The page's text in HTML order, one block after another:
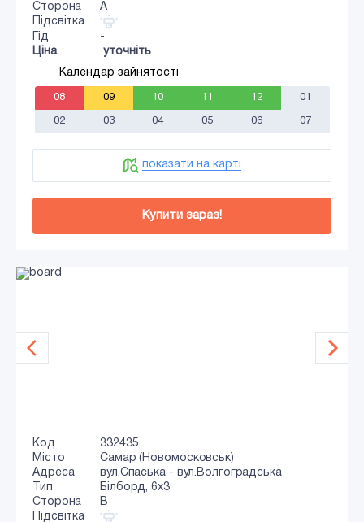
Сторона
A
Підсвітка
Гід
-
Ціна
уточніть
Календар зайнятості
08 09 10 11 12 01
02 03 04 05 06 07
показати на карті
Купити зараз!
Код
332435
Місто
Самар (Новомосковськ)
Адреса
вул.Спаська - вул.Волгоградська
Тип
Білборд, 6х3
Сторона
B
Підсвітка